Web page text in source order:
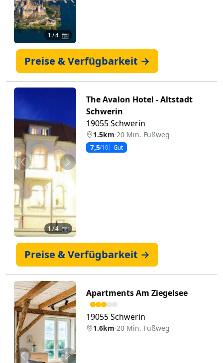
1 / 4 📷
Preise & Verfügbarkeit →
Zurück Weiter
1/ 4 📷
The Avalon Hotel - Altstadt
Schwerin
19055 Schwerin
1.5km·20 Min. Fußweg
7,5/10 Gut
Preise & Verfügbarkeit →
Zurück Weiter
Apartments Am Ziegelsee
19055 Schwerin
1.6km·20 Min. Fußweg